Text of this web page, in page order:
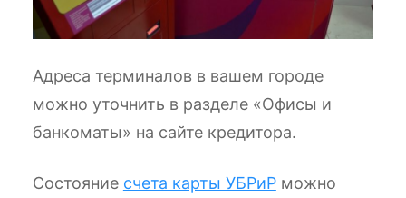
Адреса терминалов в вашем городе
можно уточнить в разделе «Офисы и
банкоматы» на сайте кредитора.
Состояние счета карты УБРиРможно